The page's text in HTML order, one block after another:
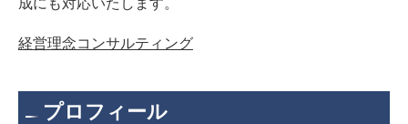
経営理念コンサルティング
プロフィール